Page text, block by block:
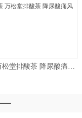
降酸茶 万松堂排酸茶 降尿酸痛风茶 补肾排酸茶 直销